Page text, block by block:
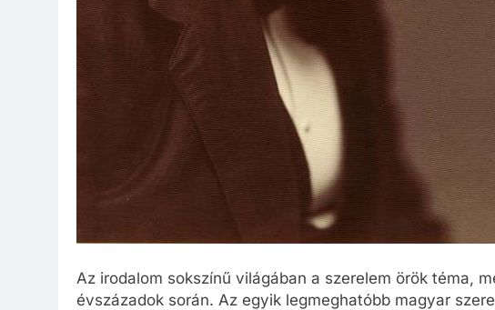
Az irodalom sokszínű világában a szerelem örök téma,
évszázadok során. Az egyik legmeghatóbb magyar